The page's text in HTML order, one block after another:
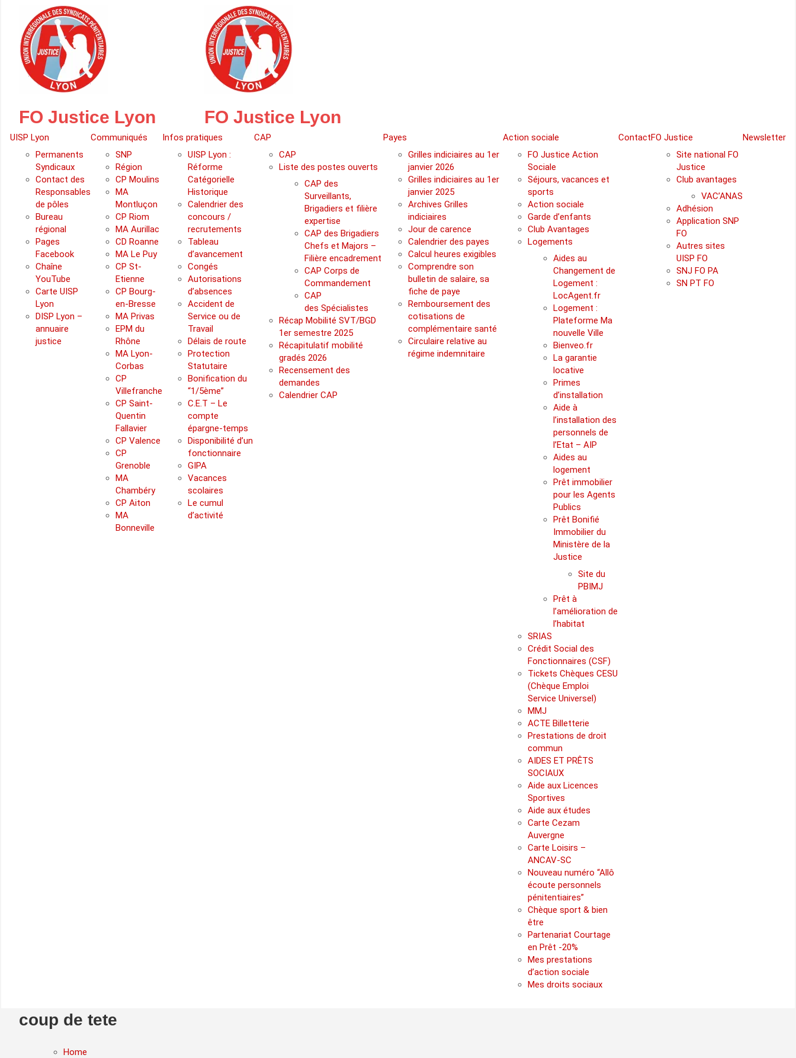
content
FO Justice Lyon FO Justice Lyon
UISP Lyon
Permanents
Syndicaux
Contact des
Responsables
de pôles
Bureau
régional
Pages
Facebook
Chaîne
YouTube
Carte UISP
Lyon
DISP Lyon –
annuaire
justice
Communiqués
SNP
Région
CP Moulins
MA
Montluçon
CP Riom
MA Aurillac
CD Roanne
MA Le Puy
CP St-
Etienne
CP Bourg-
en-Bresse
MA Privas
EPM du
Rhône
MA Lyon-
Corbas
CP
Villefranche
CP Saint-
Quentin
Fallavier
CP Valence
CP
Grenoble
MA
Chambéry
CP Aiton
MA
Bonneville
Infos pratiques
UISP Lyon :
Réforme
Catégorielle
Historique
Calendrier des
concours /
recrutements
Tableau
d’avancement
Congés
Autorisations
d’absences
Accident de
Service ou de
Travail
Délais de route
Protection
Statutaire
Bonification du
“1/5ème”
C.E.T – Le
compte
épargne-temps
Disponibilité d’un
fonctionnaire
GIPA
Vacances
scolaires
Le cumul
d’activité
CAP
CAP
Liste des postes ouverts
CAP des
Surveillants,
Brigadiers et filière
expertise
CAP des Brigadiers
Chefs et Majors –
Filière encadrement
CAP Corps de
Commandement
CAP
des Spécialistes
Récap Mobilité SVT/BGD
1er semestre 2025
Récapitulatif mobilité
gradés 2026
Recensement des
demandes
Calendrier CAP
Payes
Grilles indiciaires au 1er
janvier 2026
Grilles indiciaires au 1er
janvier 2025
Archives Grilles
indiciaires
Jour de carence
Calendrier des payes
Calcul heures exigibles
Comprendre son
bulletin de salaire, sa
fiche de paye
Remboursement des
cotisations de
complémentaire santé
Circulaire relative au
régime indemnitaire
Action sociale
FO Justice Action
Sociale
Séjours, vacances et
sports
Action sociale
Garde d’enfants
Club Avantages
Logements
Aides au
Changement de
Logement :
LocAgent.fr
Logement :
Plateforme Ma
nouvelle Ville
Bienveo.fr
La garantie
locative
Primes
d’installation
Aide à
l’installation des
personnels de
l’Etat – AIP
Aides au
logement
Prêt immobilier
pour les Agents
Publics
Prêt Bonifié
Immobilier du
Ministère de la
Justice
Site du
PBIMJ
Prêt à
l’amélioration de
l’habitat
SRIAS
Crédit Social des
Fonctionnaires (CSF)
Tickets Chèques CESU
(Chèque Emploi
Service Universel)
MMJ
ACTE Billetterie
Prestations de droit
commun
AIDES ET PRÊTS
SOCIAUX
Aide aux Licences
Sportives
Aide aux études
Carte Cezam
Auvergne
Carte Loisirs –
ANCAV-SC
Nouveau numéro “Allô
écoute personnels
pénitentiaires”
Chèque sport & bien
être
Partenariat Courtage
en Prêt -20%
Mes prestations
d’action sociale
Mes droits sociaux
ContactFO Justice
Site national FO
Justice
Club avantages
VAC’ANAS
Adhésion
Application SNP
FO
Autres sites
UISP FO
SNJ FO PA
SN PT FO
Newsletter
coup de tete
Home